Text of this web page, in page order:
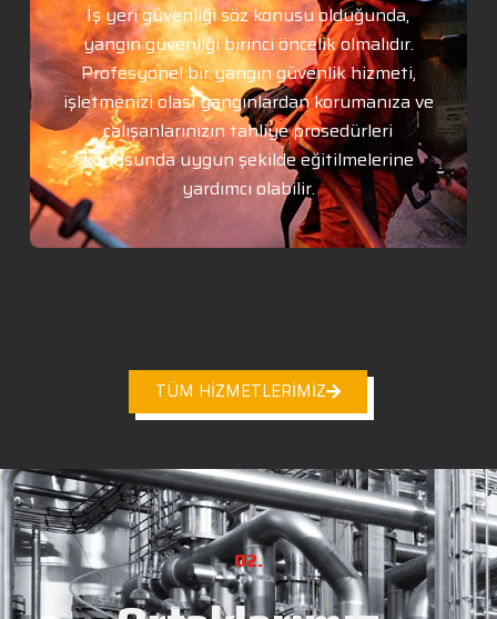
İş yeri güvenliği söz konusu olduğunda,
yangın güvenliği birinci öncelik olmalıdır.
Profesyonel bir yangın güvenlik hizmeti,
işletmenizi olası yangınlardan korumanıza ve
çalışanlarınızın tahliye prosedürleri
konusunda uygun şekilde eğitilmelerine
yardımcı olabilir.
TÜM HİZMETLERİMİZ
02.